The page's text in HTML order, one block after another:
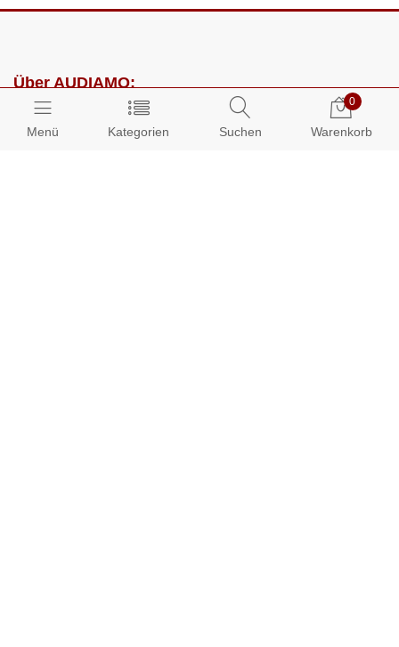
Menü Kategorien Suchen
0
Warenkorb
Über AUDIAMO:
Impressum